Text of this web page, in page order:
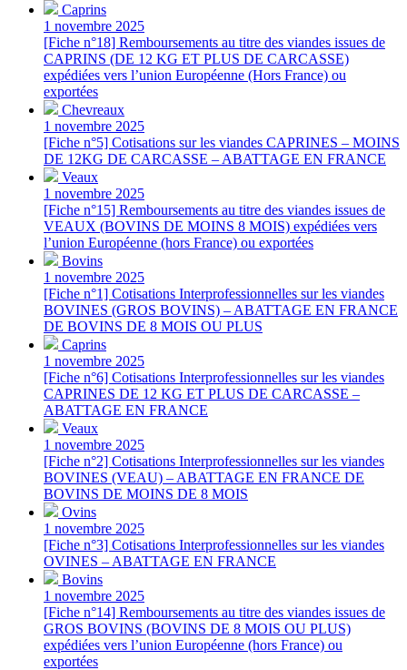
Caprins
1 novembre 2025
[Fiche n°18] Remboursements au titre des viandes issues de
CAPRINS (DE 12 KG ET PLUS DE CARCASSE)
expédiées vers l’union Européenne (Hors France) ou
exportées
Chevreaux
1 novembre 2025
[Fiche n°5] Cotisations sur les viandes CAPRINES – MOINS
DE 12KG DE CARCASSE – ABATTAGE EN FRANCE
Veaux
1 novembre 2025
[Fiche n°15] Remboursements au titre des viandes issues de
VEAUX (BOVINS DE MOINS 8 MOIS) expédiées vers
l’union Européenne (hors France) ou exportées
Bovins
1 novembre 2025
[Fiche n°1] Cotisations Interprofessionnelles sur les viandes
BOVINES (GROS BOVINS) – ABATTAGE EN FRANCE
DE BOVINS DE 8 MOIS OU PLUS
Caprins
1 novembre 2025
[Fiche n°6] Cotisations Interprofessionnelles sur les viandes
CAPRINES DE 12 KG ET PLUS DE CARCASSE –
ABATTAGE EN FRANCE
Veaux
1 novembre 2025
[Fiche n°2] Cotisations Interprofessionnelles sur les viandes
BOVINES (VEAU) – ABATTAGE EN FRANCE DE
BOVINS DE MOINS DE 8 MOIS
Ovins
1 novembre 2025
[Fiche n°3] Cotisations Interprofessionnelles sur les viandes
OVINES – ABATTAGE EN FRANCE
Bovins
1 novembre 2025
[Fiche n°14] Remboursements au titre des viandes issues de
GROS BOVINS (BOVINS DE 8 MOIS OU PLUS)
expédiées vers l’union Européenne (hors France) ou
exportées